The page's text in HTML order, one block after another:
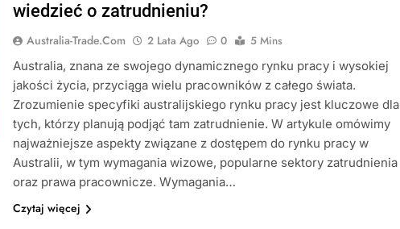
wiedzieć o zatrudnieniu?
Australia-Trade.com 2 Lata Ago 0
5 Mins
Australia, znana ze swojego dynamicznego rynku pracy i wysokiej
jakości życia, przyciąga wielu pracowników z całego świata.
Zrozumienie specyfiki australijskiego rynku pracy jest kluczowe dla
tych, którzy planują podjąć tam zatrudnienie. W artykule omówimy
najważniejsze aspekty związane z dostępem do rynku pracy w
Australii, w tym wymagania wizowe, popularne sektory zatrudnienia
oraz prawa pracownicze. Wymagania…
Czytaj więcej